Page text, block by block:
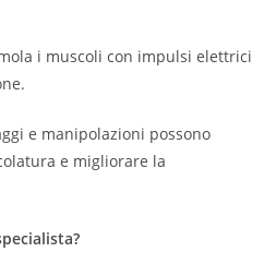
i muscoli con impulsi elettrici
e manipolazioni possono
e migliorare la